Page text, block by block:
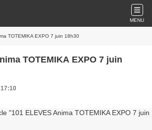
MENU
TOTEMIKA EXPO 7 juin 18h30
TOTEMIKA EXPO 7 juin